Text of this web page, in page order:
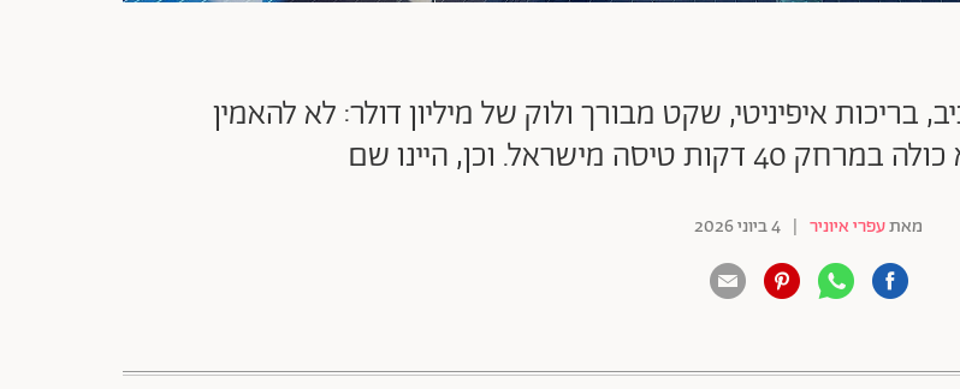
בריכות איפיניטי, שקט מבורך ולוק של מיליון דולר: לא להאמין
מישראל. וכן, היינו שם
מאתעפרי איוניר | 4 ביוני 2026